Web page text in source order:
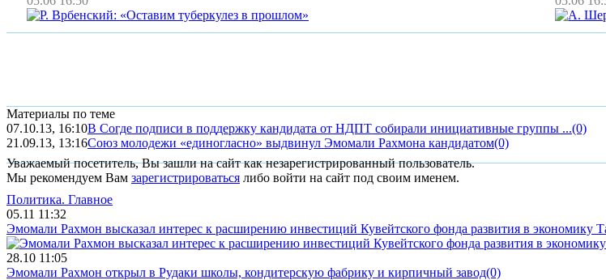
Материалы по теме
07.10.13, 16:10В Согде подписи в поддержку кандидата от НДПТ собирали инициативные группы ...(0)
21.09.13, 13:16Союз молодежи «единогласно» выдвинул Эмомали Рахмона кандидатом(0)
Уважаемый посетитель, Вы зашли на сайт как незарегистрированный пользователь.
Мы рекомендуем Вам зарегистрироваться либо войти на сайт под своим именем.
Политика. Главное
05.11 11:32
Эмомали Рахмон высказал интерес к расширению инвестиций Кувейтского фонда развития в экономику
28.10 11:05
Эмомали Рахмон открыл в Рудаки школы, кондитерскую фабрику и кирпичный завод(0)